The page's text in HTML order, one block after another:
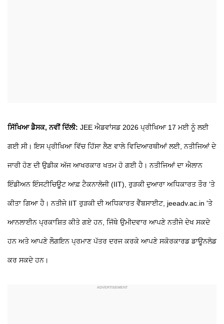
ਸਿੱਖਿਆ ਡੈਸਕ, ਨਵੀਂ ਦਿੱਲੀ: JEE ਐਡਵਾਂਸਡ 2026 ਪ੍ਰੀਖਿਆ 17 ਮਈ ਨੂੰ ਲਈ
ਗਈ ਸੀ। ਇਸ ਪ੍ਰੀਖਿਆ ਵਿੱਚ ਹਿੱਸਾ ਲੈਣ ਵਾਲੇ ਵਿਦਿਆਰਥੀਆਂ ਲਈ, ਨਤੀਜਿਆਂ ਦੇ
ਜਾਰੀ ਹੋਣ ਦੀ ਉਡੀਕ ਅੱਜ ਆਖਰਕਾਰ ਖਤਮ ਹੋ ਗਈ ਹੈ। ਨਤੀਜਿਆਂ ਦਾ ਐਲਾਨ
ਇੰਡੀਅਨ ਇੰਸਟੀਚਿਊਟ ਆਫ਼ ਟੈਕਨਾਲੋਜੀ (IIT), ਰੁੜਕੀ ਦੁਆਰਾ ਅਧਿਕਾਰਤ ਤੌਰ 'ਤੇ
ਕੀਤਾ ਗਿਆ ਹੈ। ਨਤੀਜੇ IIT ਰੁੜਕੀ ਦੀ ਅਧਿਕਾਰਤ ਵੈੱਬਸਾਈਟ, jeeadv.ac.in 'ਤੇ
ਆਨਲਾਈਨ ਪ੍ਰਕਾਸ਼ਿਤ ਕੀਤੇ ਗਏ ਹਨ, ਜਿੱਥੇ ਉਮੀਦਵਾਰ ਆਪਣੇ ਨਤੀਜੇ ਦੇਖ ਸਕਦੇ
ਹਨ ਅਤੇ ਆਪਣੇ ਲੌਗਇਨ ਪ੍ਰਮਾਣ ਪੱਤਰ ਦਰਜ ਕਰਕੇ ਆਪਣੇ ਸਕੋਰਕਾਰਡ ਡਾਊਨਲੋਡ
ਕਰ ਸਕਦੇ ਹਨ।